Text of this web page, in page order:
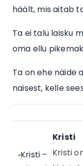
häält, mis aitab
Ta ei talu laisku
oma ellu
Ta on ehe näide
naisest, kelle
Kristi
Kristi